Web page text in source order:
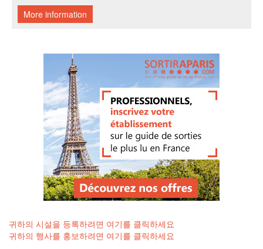
귀하의 시설을 등록하려면 여기를 클릭하세요
귀하의 행사를 홍보하려면 여기를 클릭하세요